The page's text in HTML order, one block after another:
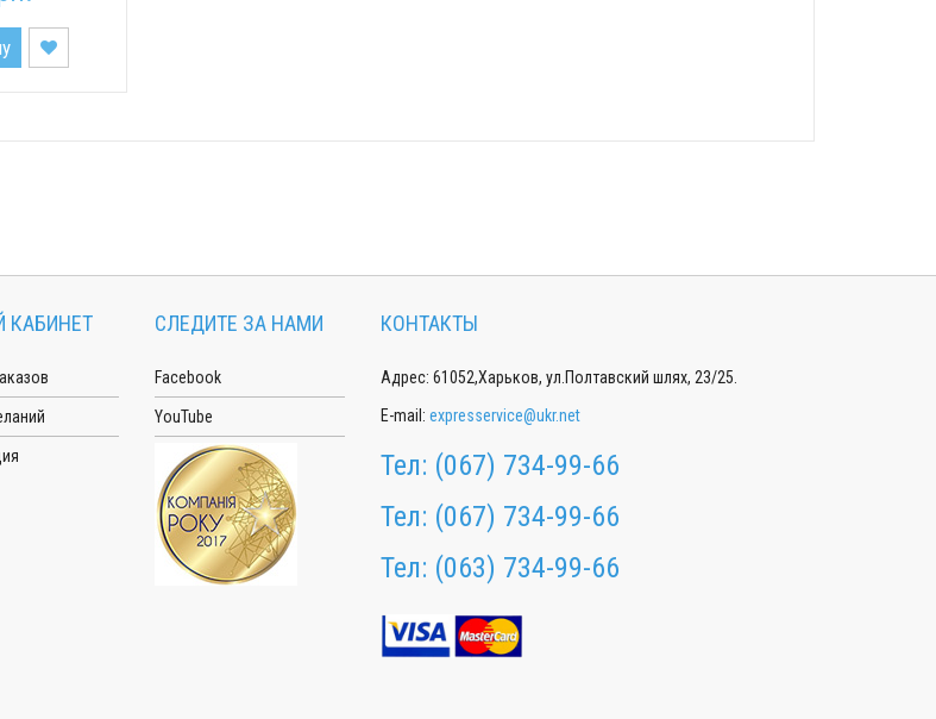
КАБИНЕТ СЛЕДИТЕ ЗА НАМИ
Facebook
YouTube
КОНТАКТЫ
Адрес: 61052,Харьков, ул.Полтавский шлях, 23/25.
E-mail: expresservice@ukr.net
Тел: (067) 734-99-66
Тел: (067) 734-99-66
Тел: (063) 734-99-66